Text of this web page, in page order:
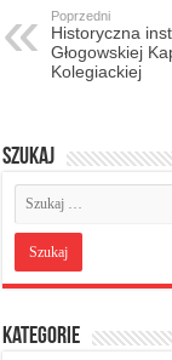
Poprzedni
Historyczna
Głogowskiej
Kolegiackiej
Szukaj
Kategorie